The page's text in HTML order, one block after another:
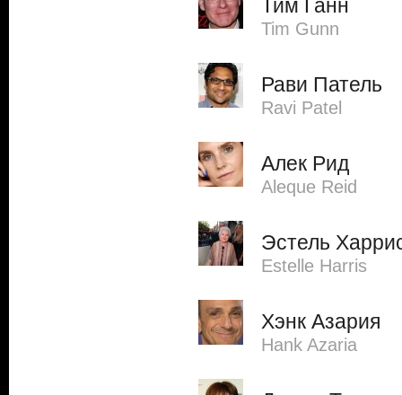
Тим Ганн
Tim Gunn
Рави Патель
Ravi Patel
Алек Рид
Aleque Reid
Эстель
Estelle Harris
Хэнк Азария
Hank Azaria